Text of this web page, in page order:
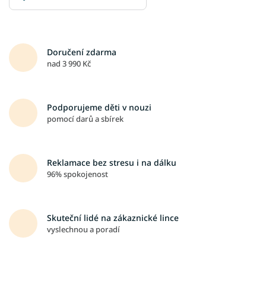
Doručení zdarma
nad 3 990 Kč
Podporujeme děti v nouzi
pomocí darů a sbírek
Reklamace bez stresu i na dálku
96% spokojenost
Skuteční lidé na zákaznické lince
vyslechnou a poradí